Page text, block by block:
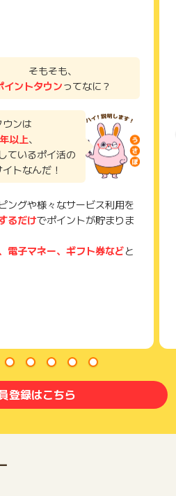
獲得するまで必ず保管してくださ
お問い合わせされる際に、該当の
がございます。
場合は対応いたしかねますので、
サイトを表示するアプリのこと
そもそも、
イントタウンってなに？
ンは
以上、
ているポイ活の
トなんだ！
ングや様々なサービス利用を
るだけでポイントが貯まりま
電子マネー、ギフト券などと
登録はこちら